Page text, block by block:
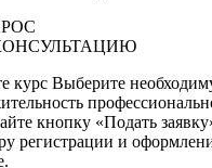
курс Выберите
кнопку «Подать
регистрации и